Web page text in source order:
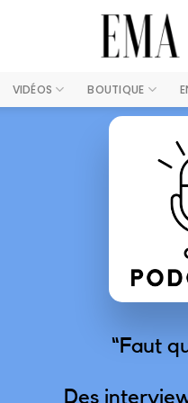
VIDÉOS BOUTIQUE
“Faut
Des